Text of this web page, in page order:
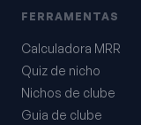
FERRAMENTAS
Calculadora MRR
Quiz de nicho
Nichos de clube
Guia de clube